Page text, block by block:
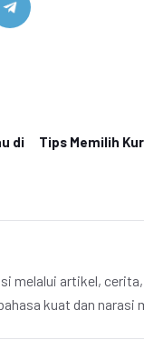
di
Tips Memilih
melalui artikel,
kuat dan narasi